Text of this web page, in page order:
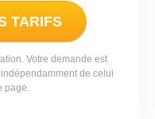
TARIFS
Votre demande est
de celui
page.